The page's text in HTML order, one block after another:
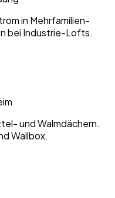
in Mehrfamilien­
bei Industrie-Lofts.
und Walmdächern.
Wallbox.